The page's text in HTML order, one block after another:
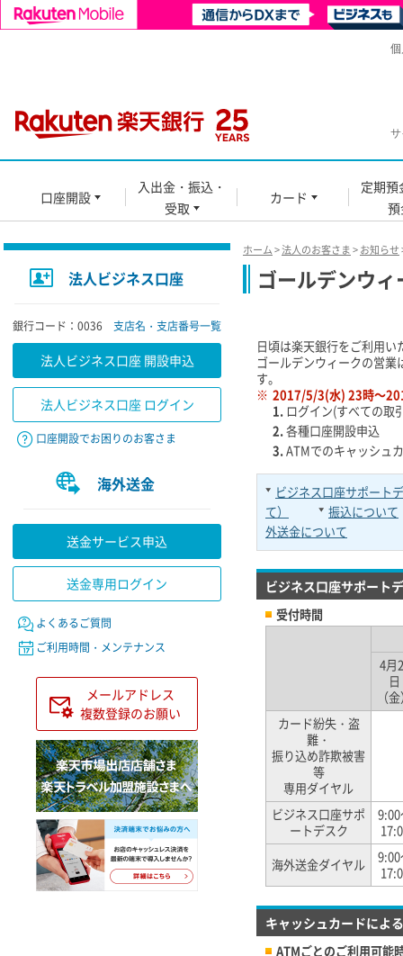
口座開設
入出金・振込・
受取
カード
定期預
ホーム>法人のお客さま>お知らせ
ゴールデンウ
日頃は楽天銀行をご利用
ゴールデンウィークの営
す。
※ 2017/5/3(水) 23時～
ログイン(すべての取
各種口座開設申込
ATMでのキャッシュ
ビジネス口座サポート
て）
振込について
外送金について
ビジネス口座サポート
受付時間
4月
日
（
カード紛失・盗
難・
振り込め詐欺被害
等
専用ダイヤル
ビジネス口座サポ
ートデスク
9:00
海外送金ダイヤル
9:00
キャッシュカードによ
ATMごとのご利用可能
法人ビジネス口座
銀行コード：0036 支店名・支店番号一覧
法人ビジネス口座 開設申込
法人ビジネス口座 ログイン
口座開設でお困りのお客さま
海外送金
送金サービス申込
送金専用ログイン
よくあるご質問
ご利用時間・メンテナンス
メールアドレス
複数登録のお願い